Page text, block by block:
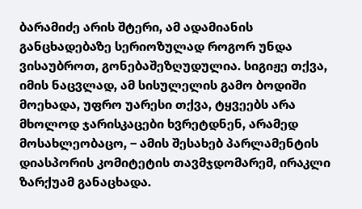
ბარამიძე არის შტერი, ამ ადამიანის
განცხადებაზე სერიოზულად როგორ უნდა
ვისაუბროთ, გონებაშეზღუდულია. სიგიჟე თქვა,
იმის ნაცვლად, ამ სისულელის გამო ბოდიში
მოეხადა, უფრო უარესი თქვა, ტყვეებს არა
მხოლოდ ჯარისკაცები ხვრეტდნენ, არამედ
მოსახლეობაცო, – ამის შესახებ პარლამენტის
დიასპორის კომიტეტის თავმჯდომარემ, ირაკლი
ზარქუამ განაცხადა.